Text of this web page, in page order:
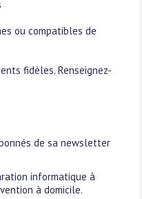
ou compatibles de
fidèles. Renseignez-
de sa newsletter
informatique à
à domicile.